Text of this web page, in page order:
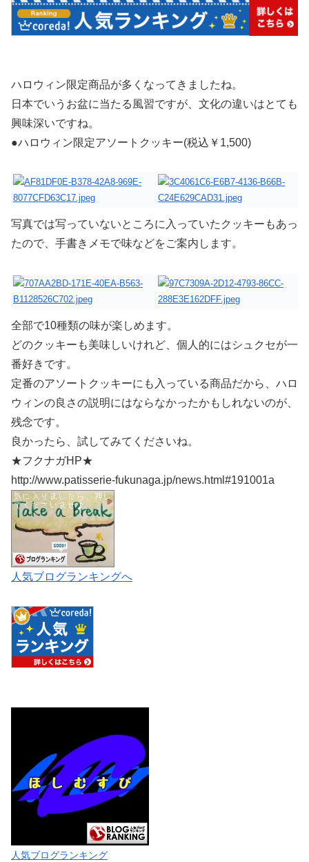
ハロウィン限定商品が多くなってきましたね。
日本でいうお盆に当たる風習ですが、文化の違いはとても
興味深いですね。
●ハロウィン限定アソートクッキー(税込￥1,500)
写真では写っていないところに入っていたクッキーもあっ
たので、手書きメモで味などをご案内します。
全部で10種類の味が楽しめます。
どのクッキーも美味しいけれど、個人的にはシュクセが一
番好きです。
定番のアソートクッキーにも入っている商品だから、ハロ
ウィンの良さの説明にはならなかったかもしれないのが、
残念です。
良かったら、試してみてくださいね。
★フクナガHP★
http://www.patisserie-fukunaga.jp/news.html#191001a
人気ブログランキングへ
人気ブログランキング